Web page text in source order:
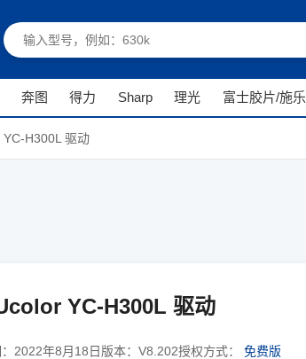
奔图 得力 Sharp 理光 富士胶片/施乐
H300L 驱动
YC-H300L 驱动
2022年8月18日 版本： V8.202授权方式： 免费版